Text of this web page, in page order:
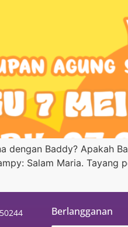
dengan Baddy? Apakah
Salam Maria. Tayang
Berlangganan